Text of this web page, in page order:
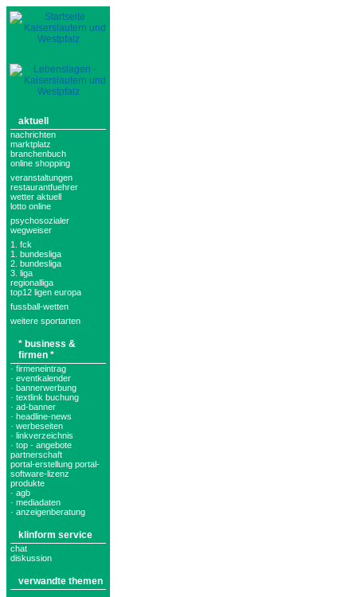
aktuell
nachrichten
marktplatz
branchenbuch
online shopping
veranstaltungen
restaurantfuehrer
wetter aktuell
lotto online
psychosozialer
wegweiser
1. fck
1. bundesliga
2. bundesliga
3. liga
regionalliga
top12 ligen europa
fussball-wetten
weitere sportarten
* business &
firmen *
· firmeneintrag
· eventkalender
· bannerwerbung
· textlink buchung
· ad-banner
· headline-news
· werbeseiten
· linkverzeichnis
· top - angebote
partnerschaft
portal-erstellung portal-
software-lizenz
produkte
· agb
· mediadaten
· anzeigenberatung
klinform service
chat
diskussion
verwandte themen